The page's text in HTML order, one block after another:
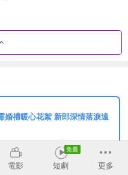
婚禮暖心花絮 新郎深情落淚遠
電影 短劇 更多